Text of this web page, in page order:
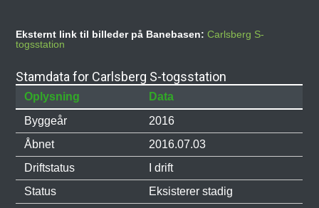
Eksternt link til billeder på Banebasen:Carlsberg S-
togsstation
Stamdata for Carlsberg S-togsstation
Oplysning
Data
Byggeår
2016
Åbnet
2016.07.03
Driftstatus
I drift
Status
Eksisterer stadig